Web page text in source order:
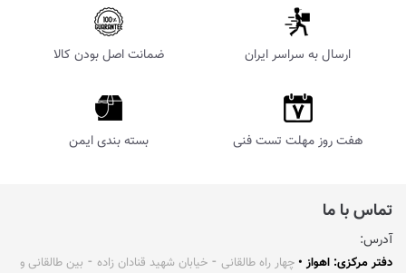
ارسال به سراسر ایران ضمانت اصل بودن کالا
هفت روز مهلت تست فنی بسته بندی ایمن
تماس با ما
آدرس:
دفتر مرکزی: اهواز • چهار راه طالقانی ⁃ خیابان شهید قنادان زاده ⁃ بین طالقانی و